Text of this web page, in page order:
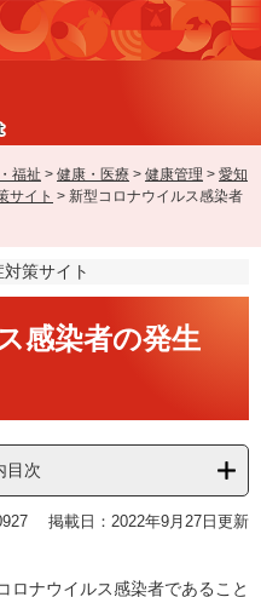
福祉 > 健康・医療 > 健康管理 > 愛知
サイト > 新型コロナウイルス感染者
感染者の発生
目次
掲載日：2022年9月27日更新
ロナウイルス感染者であること